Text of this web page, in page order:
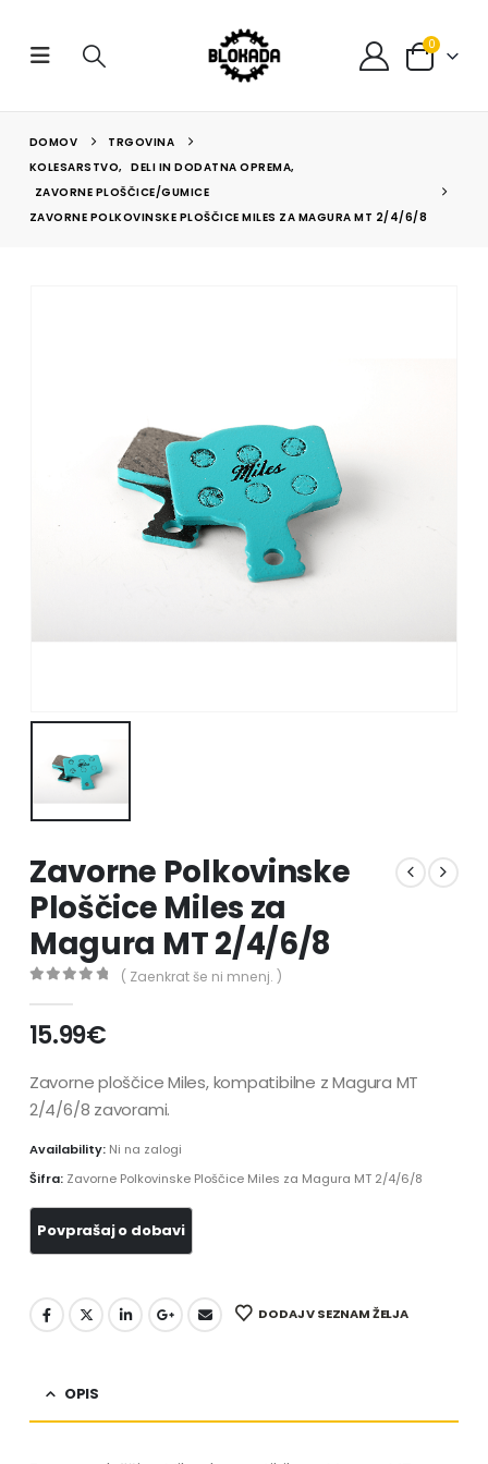
0
DOMOV
TRGOVINA
KOLESARSTVO, DELI IN DODATNA OPREMA,
ZAVORNE PLOŠČICE/GUMICE
ZAVORNE POLKOVINSKE PLOŠČICE MILES ZA MAGURA MT 2/4/6/8
Zavorne Polkovinske
Ploščice Miles za
Magura MT 2/4/6/8
( Zaenkrat še ni mnenj. )
15.99€
Zavorne ploščice Miles, kompatibilne z Magura MT
2/4/6/8 zavorami.
Availability: Ni na zalogi
Šifra: Zavorne Polkovinske Ploščice Miles za Magura MT 2/4/6/8
DODAJ V SEZNAM ŽELJA
OPIS